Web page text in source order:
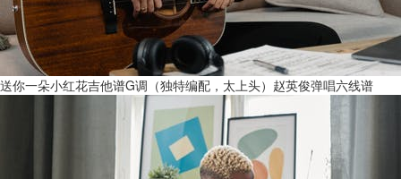
送你一朵小红花吉他谱G调（独特编配，太上头）赵英俊弹唱六线谱